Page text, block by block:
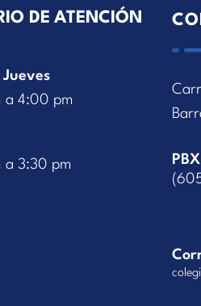
DE ATENCIÓN
Jueves
a 4:00 pm
a 3:30 pm